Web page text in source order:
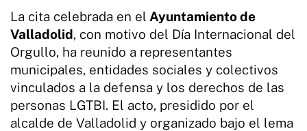
La cita celebrada en el Ayuntamiento de
Valladolid, con motivo del Día Internacional del
Orgullo, ha reunido a representantes
municipales, entidades sociales y colectivos
vinculados a la defensa y los derechos de las
personas LGTBI. El acto, presidido por el
alcalde de Valladolid y organizado bajo el lema